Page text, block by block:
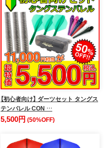
【初心者向け】 ダーツセット タングス
テンバレル CON …
5,500円 (50%OFF)